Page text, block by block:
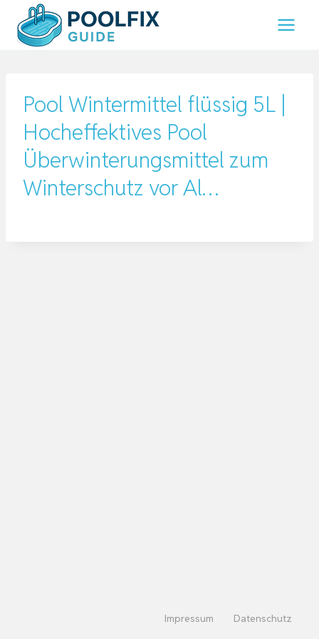
Inhalt
springen
Pool Wintermittel flüssig 5L |
Hocheffektives Pool
Überwinterungsmittel zum
Winterschutz vor Al…
Impressum Datenschutz